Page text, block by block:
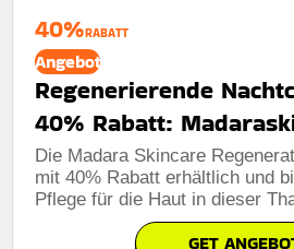
40%RABATT
Angebot
Regenerierende
40% Rabatt:
Die Madara Skincare
mit 40% Rabatt erhältlich und
Pflege für die Haut in dieser
GET